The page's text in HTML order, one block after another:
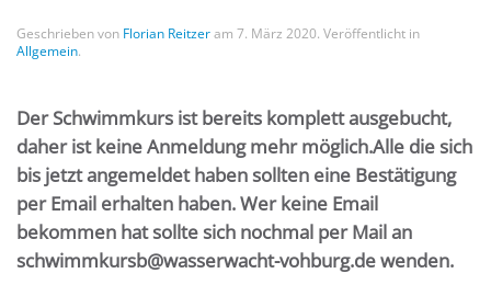
Geschrieben von Florian Reitzeram 7. März 2020. Veröffentlicht in
Allgemein.
Der Schwimmkurs ist bereits komplett ausgebucht,
daher ist keine Anmeldung mehr möglich.Alle die sich
bis jetzt angemeldet haben sollten eine Bestätigung
per Email erhalten haben. Wer keine Email
bekommen hat sollte sich nochmal per Mail an
schwimmkursb@wasserwacht-vohburg.de wenden.